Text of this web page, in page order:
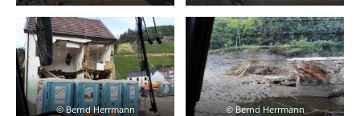
© Bernd Herrmann © Bernd Herrmann